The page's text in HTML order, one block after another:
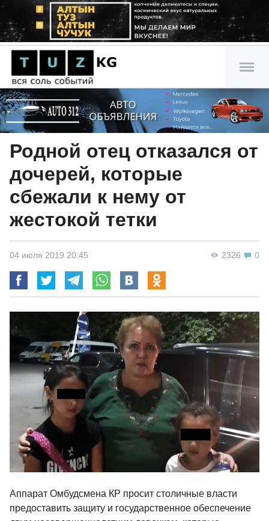
Родной отец отказался от
дочерей, которые
сбежали к нему от
жестокой тетки
2326 0
04 июля 2019 20:45
Аппарат Омбудсмена КР просит столичные власти
предоставить защиту и государственное обеспечение